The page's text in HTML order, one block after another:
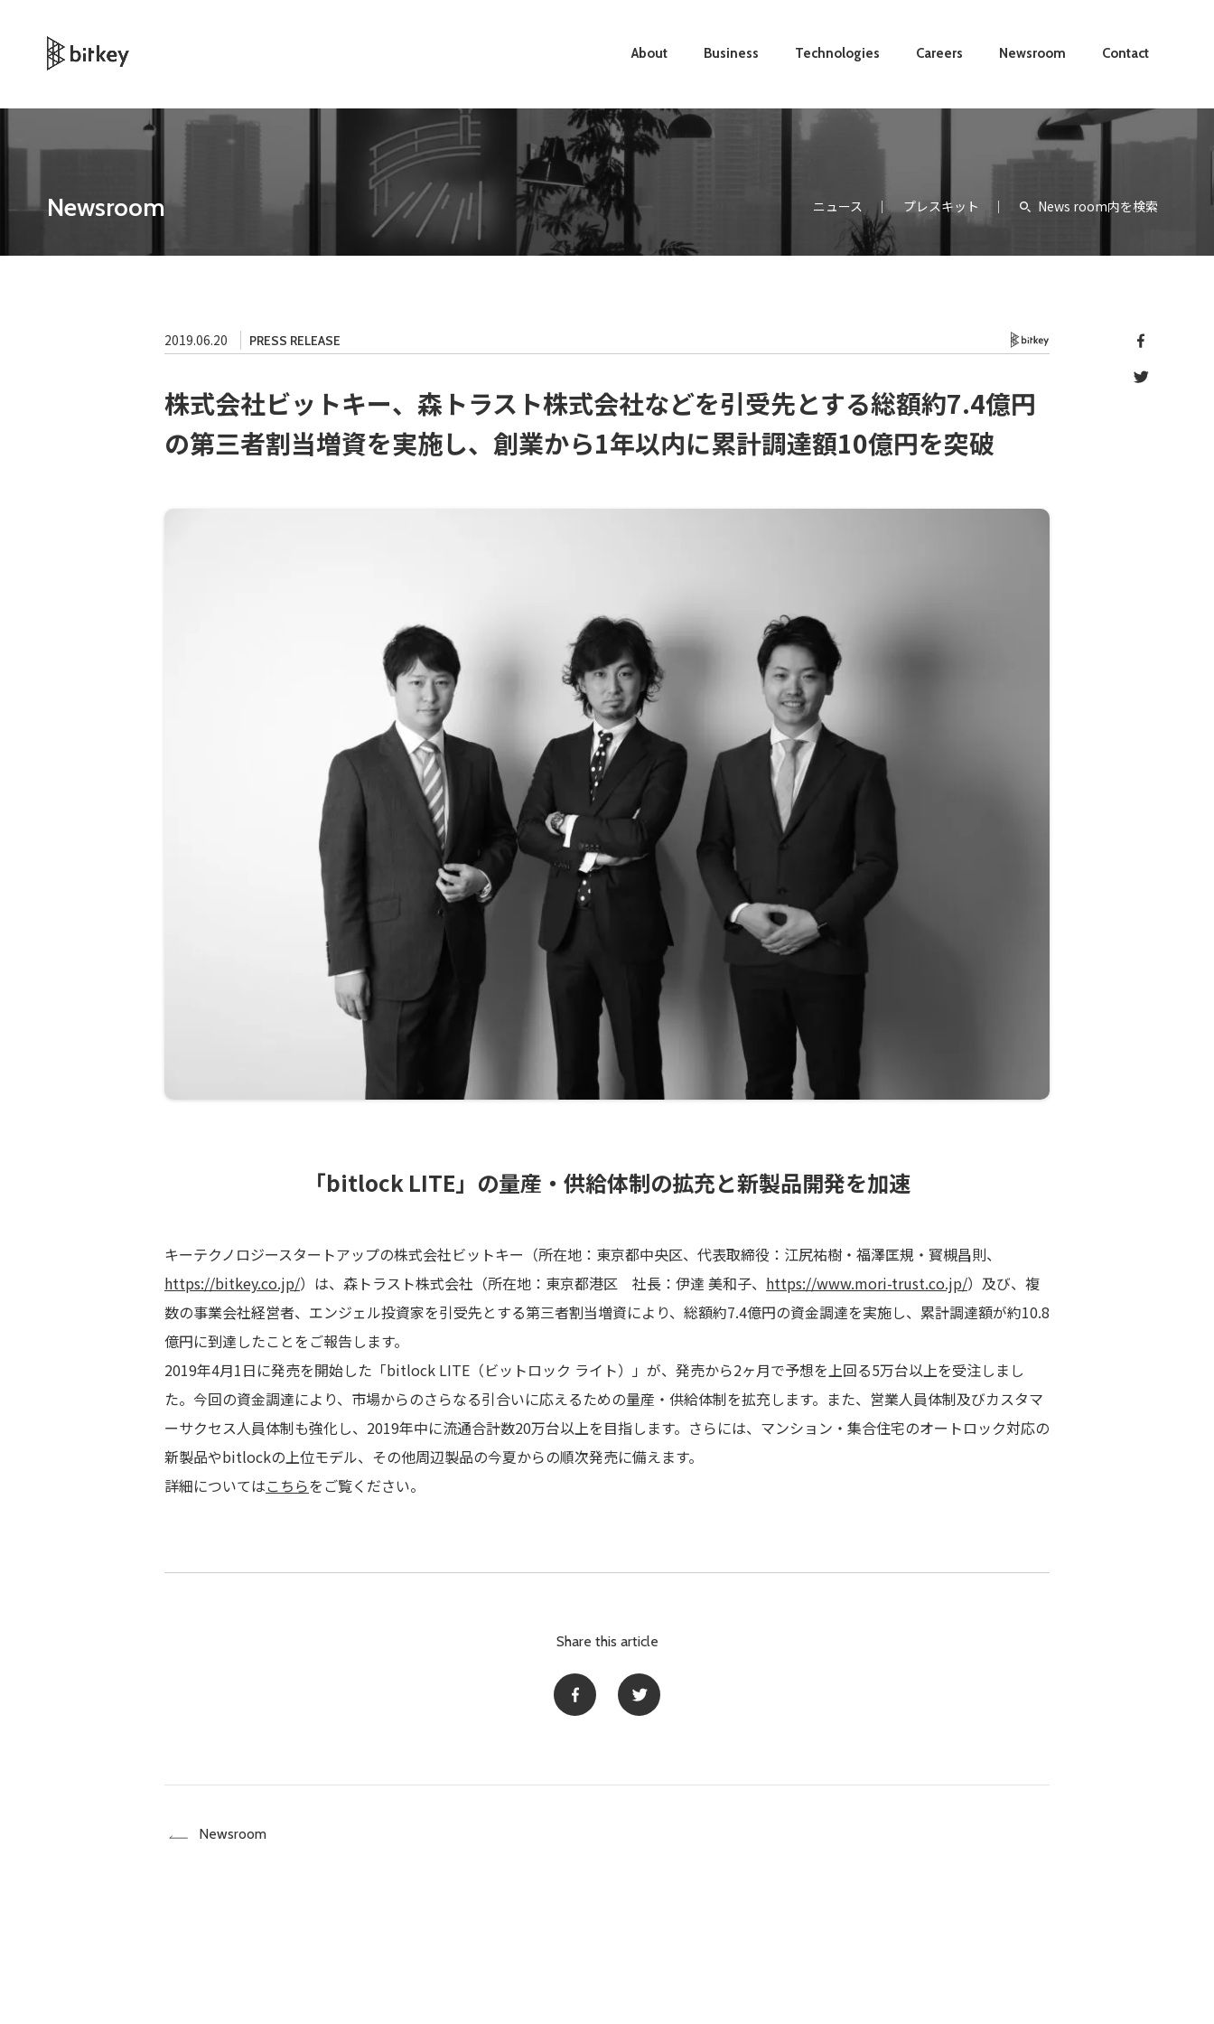
About Business Technologies Careers Newsroom Contact
Newsroom ニュース プレスキット News room内を検索
2019.06.20 PRESS RELEASE
株式会社ビットキー、森トラスト株式会社などを引受先とする総額約7.4億円
の第三者割当増資を実施し、創業から1年以内に累計調達額10億円を突破
「bitlock LITE」の量産・供給体制の拡充と新製品開発を加速
キーテクノロジースタートアップの株式会社ビットキー（所在地：東京都中央区、代表取締役：江尻祐樹・福澤匡規・寳槻昌則、
https://bitkey.co.jp/）は、森トラスト株式会社（所在地：東京都港区 社長：伊達 美和子、 https://www.mori-trust.co.jp/）及び、複
数の事業会社経営者、エンジェル投資家を引受先とする第三者割当増資により、総額約7.4億円の資金調達を実施し、累計調達額が約10.8
億円に到達したことをご報告します。
2019年4月1日に発売を開始した「bitlock LITE（ビットロック ライト）」が、発売から2ヶ月で予想を上回る5万台以上を受注しまし
た。今回の資金調達により、市場からのさらなる引合いに応えるための量産・供給体制を拡充します。また、営業人員体制及びカスタマ
ーサクセス人員体制も強化し、2019年中に流通合計数20万台以上を目指します。さらには、マンション・集合住宅のオートロック対応の
新製品やbitlockの上位モデル、その他周辺製品の今夏からの順次発売に備えます。
詳細についてはこちらをご覧ください。
Share this article
Newsroom